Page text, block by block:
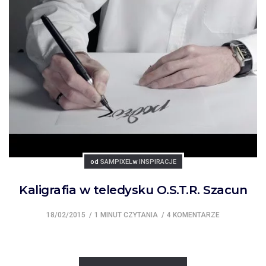
Posted
od SAMPIXELPosted
wINSPIRACJE
Kaligrafia w teledysku O.S.T.R. Szacun
18/02/2015 1 MINUT CZYTANIA 4 KOMENTARZE